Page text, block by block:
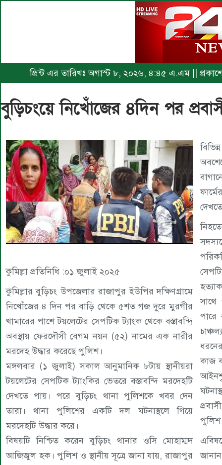
প্রিন্ট এর তারিখঃ অগাস্ট ৮, ২০২৬, ৪:৪৫ এ.এম ||
বুড়িচংয়ে নিখোঁজের ৪দিন পর
কুমিল্লা প্রতিনিধি :০১ জুলাই ২০২৫
কুমিল্লার বুড়িচং উপজেলার রাজাপুর ইউপির দক্ষিণগ্রামে
নিখোঁজের ৪ দিন পর বাড়ি থেকে ৫শত গজ দুরে মুরগীর
খামারের পাশে টয়লেটের সেপটিক ট্যাংক থেকে বস্তাবন্দি
অবস্থায় ফেরদৌসী বেগম নয়ন (৫২) নামের এক নারীর
মরদেহ উদ্ধার করেছে পুলিশ।
মঙ্গলবার (১ জুলাই) সকাল আনুমানিক ৮টায় স্থানীয়রা
টয়লেটের সেপটিক ট্যাংকির ভেতরে বস্তাবন্দি মরদেহটি
দেখতে পায়। পরে বুড়িচং থানা পুলিশকে খবর দেন
তারা। থানা পুলিশের একটি দল ঘটনাস্থলে গিয়ে
মরদেহটি উদ্ধার করে।
বিষয়টি নিশ্চিত করেন বুড়িচং থানার ওসি মোহাম্মদ
আজিজুল হক। পুলিশ ও স্থানীয় সূত্রে জানা যায়, রাজাপুর
সাথে
পারে
কাজ
পুলিশ